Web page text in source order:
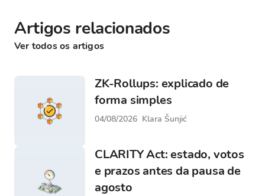
Artigos relacionados
Ver todos os artigos
ZK-Rollups: explicado de
forma simples
04/08/2026 Klara Šunjić
CLARITY Act: estado, votos
e prazos antes da pausa de
agosto